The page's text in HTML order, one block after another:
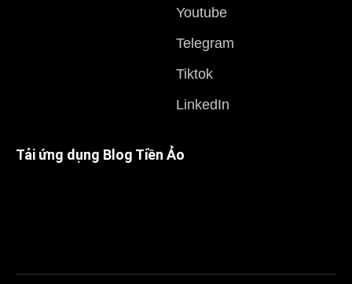
Youtube
Telegram
Tiktok
LinkedIn
Tải ứng dụng Blog Tiền Ảo